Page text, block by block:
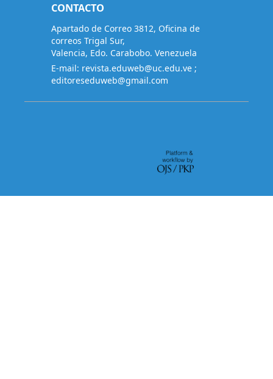
CONTACTO
Apartado de Correo 3812, Oficina de
correos Trigal Sur,
Valencia, Edo. Carabobo. Venezuela
E-mail: revista.eduweb@uc.edu.ve ;
editoreseduweb@gmail.com